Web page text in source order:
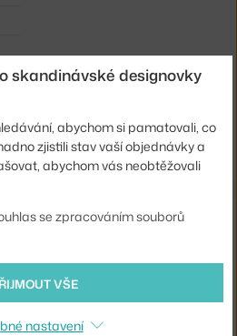
3130
skandinávské designovky
abychom si pamatovali, co
zjistili stav vaší objednávky a
abychom vás neobtěžovali
se zpracováním souborů
VŠE
nastavení